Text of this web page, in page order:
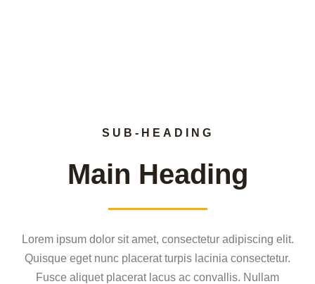
SUB-HEADING
Main Heading
Lorem ipsum dolor sit amet, consectetur adipiscing elit.
Quisque eget nunc placerat turpis lacinia consectetur.
Fusce aliquet placerat lacus ac convallis. Nullam